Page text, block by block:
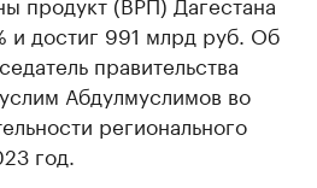
и достиг 991 млрд руб. Об
правительства
Абдулмуслимов во
регионального
год.